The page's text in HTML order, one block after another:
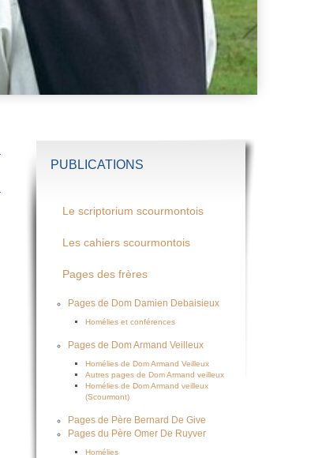
PUBLICATIONS
Le scriptorium scourmontois
Les cahiers scourmontois
Pages des frères
Pages de Dom Damien Debaisieux
Homélies et conférences
Pages de Dom Armand Veilleux
Homélies de Dom Armand Veilleux
Autres pages de Dom Armand veilleux
Homélies de Dom Armand veilleux
(Scourmont)
Pages de Père Bernard De Give
Pages du Père Omer De Ruyver
Homélies